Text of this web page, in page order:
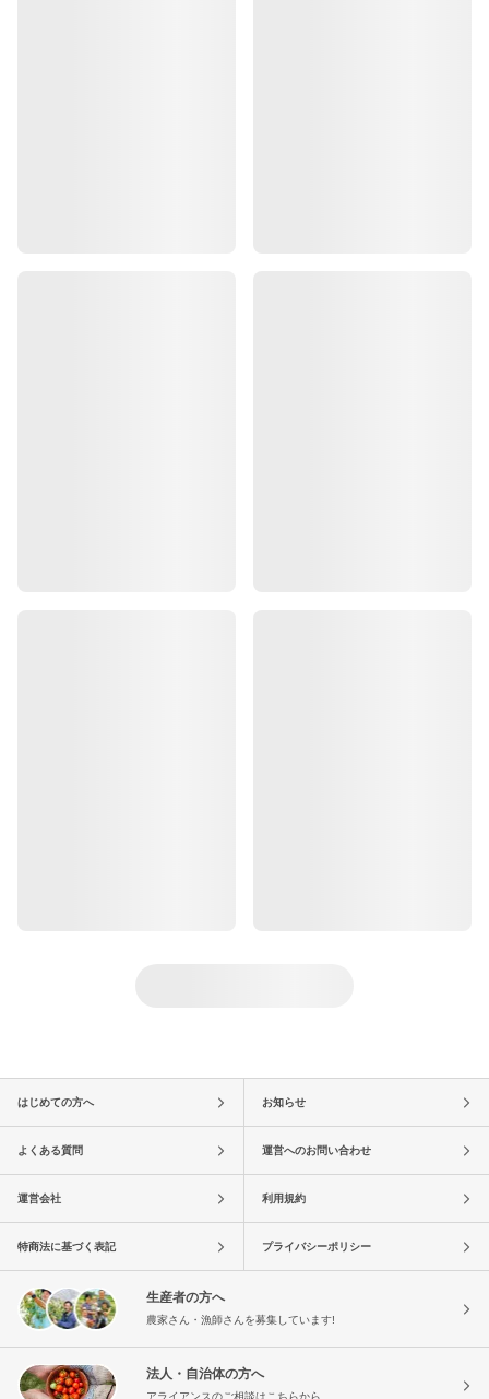
はじめての方へ お知らせ
よくある質問 運営へのお問い合わせ
運営会社 利用規約
特商法に基づく表記 プライバシーポリシー
生産者の方へ
農家さん・漁師さんを募集しています!
法人・自治体の方へ
アライアンスのご相談はこちらから